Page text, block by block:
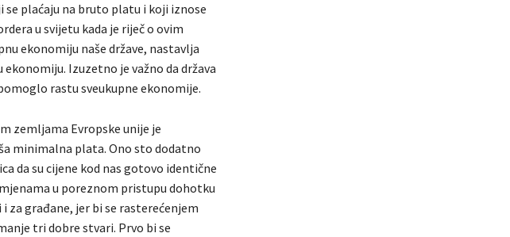
se plaćaju na bruto platu i koji iznose
u svijetu kada je riječ o ovim
ekonomiju naše države, nastavlja
Izuzetno je važno da država
rastu sveukupne ekonomije.
zemljama Evropske unije je
minimalna plata. Ono sto dodatno
da su cijene kod nas gotovo identične
u poreznom pristupu dohotku
za građane, jer bi se rasterećenjem
tri dobre stvari. Prvo bi se